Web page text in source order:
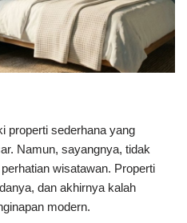
properti sederhana yang
Namun, sayangnya, tidak
wisatawan. Properti
dan akhirnya kalah
modern.